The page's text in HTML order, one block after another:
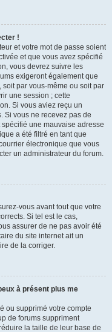
!
et votre mot de passe soient
et que vous avez spécifié
vous devrez suivre les
exigeront également que
par vous-même ou soit par
une session ; cette
Si vous aviez reçu un
Si vous ne recevez pas de
une mauvaise adresse
a été filtré en tant que
électronique que vous
un administrateur du forum.
vous avant tout que votre
Si tel est le cas,
assurer de ne pas avoir été
du site internet ait un
de la corriger.
à présent plus me
ou supprimé votre compte
de forums suppriment
la taille de leur base de